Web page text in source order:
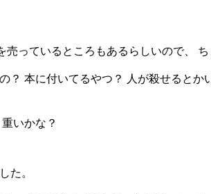
っているところもあるらしいので、
？ 本に付いてるやつ？ 人が殺せるとか
いかな？
た。